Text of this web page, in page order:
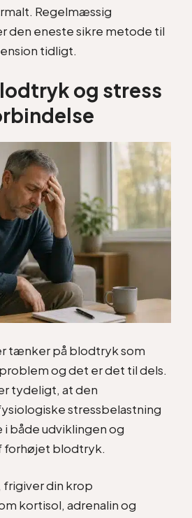
Regelmæssig
den eneste sikre metode til
tidligt.
og stress
tænker på blodtryk som
og det er det til dels.
tydeligt, at den
stressbelastning
i både udviklingen og
forhøjet blodtryk.
frigiver din krop
kortisol, adrenalin og